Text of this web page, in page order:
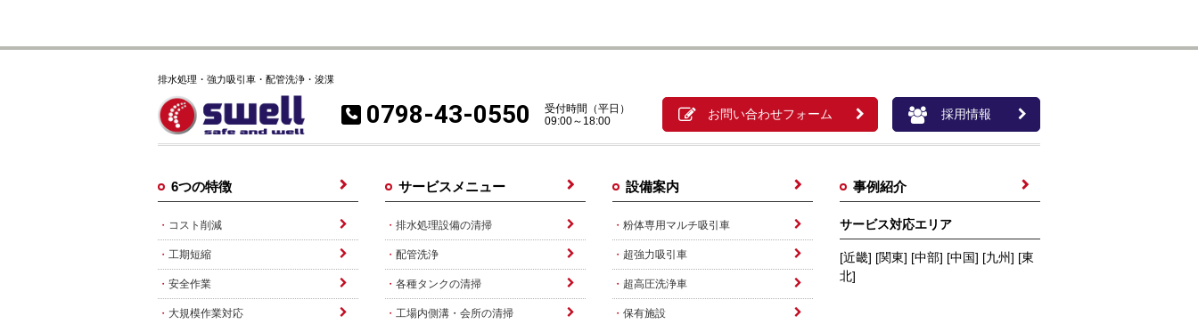
排水処理・強力吸引車・配管洗浄・浚渫
0798-43-0550
受付時間（平日）
09:00～18:00
お問い合わせフォーム 採用情報
6つの特徴
コスト削減
工期短縮
安全作業
大規模作業対応
サービスメニュー
排水処理設備の清掃
配管洗浄
各種タンクの清掃
工場内側溝・会所の清掃
設備案内
粉体専用マルチ吸引車
超強力吸引車
超高圧洗浄車
保有施設
事例紹介
サービス対応エリア
[近畿] [関東] [中部] [中国] [九州] [東
北]